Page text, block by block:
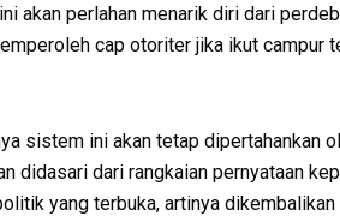
akan perlahan menarik diri dari
cap otoriter jika ikut campur
sistem ini akan tetap dipertahankan
didasari dari rangkaian pernyataan
yang terbuka, artinya